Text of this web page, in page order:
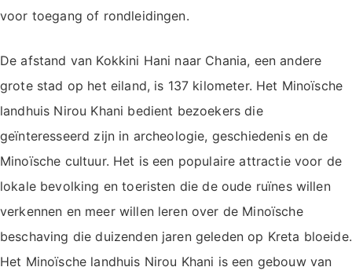
voor toegang of rondleidingen.
De afstand van Kokkini Hani naar Chania, een andere
grote stad op het eiland, is 137 kilometer. Het Minoïsche
landhuis Nirou Khani bedient bezoekers die
geïnteresseerd zijn in archeologie, geschiedenis en de
Minoïsche cultuur. Het is een populaire attractie voor de
lokale bevolking en toeristen die de oude ruïnes willen
verkennen en meer willen leren over de Minoïsche
beschaving die duizenden jaren geleden op Kreta bloeide.
Het Minoïsche landhuis Nirou Khani is een gebouw van